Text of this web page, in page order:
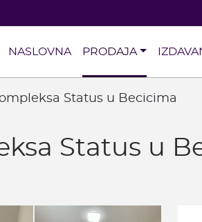
NASLOVNA PRODAJA
Status u Becicima
Status u